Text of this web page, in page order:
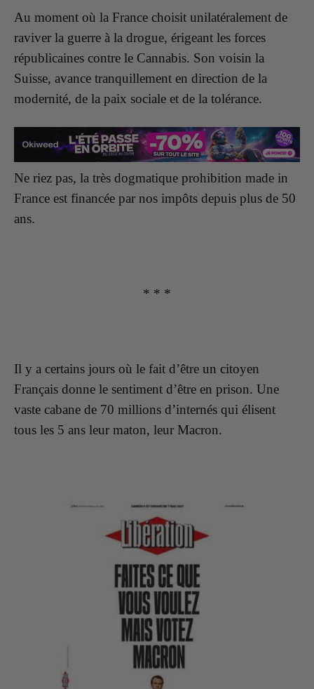
Au moment où la France choisit unilatéralement de
raviver la guerre à la drogue, érigeant les forces
républicaines contre le Cannabis. Son voisin la
Suisse, avance tranquillement en direction de la
modernité, de la paix sociale et de la tolérance.
Ne riez pas, la très dogmatique prohibition made in
France est financée par nos impôts depuis plus de 50
ans.
* * *
Il y a certains jours où le fait d’être un citoyen
Français donne le sentiment d’être en prison. Une
vaste cabane de 70 millions d’internés qui élisent
tous les 5 ans leur maton, leur Macron.